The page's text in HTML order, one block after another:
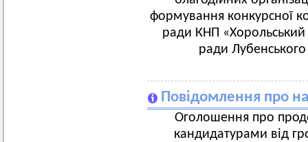
формування конкурсної
ради КНП «Хорольський
ради Лубенського
Повідомлення про
Оголошення про
кандидатурами від